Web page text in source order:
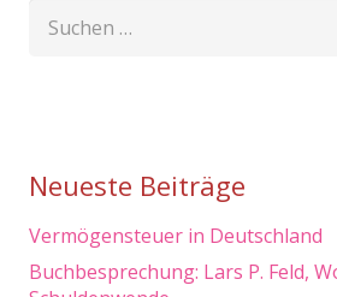
Suchen
Neueste Beiträge
Vermögensteuer in Deutschland
Buchbesprechung: Lars P. Feld,